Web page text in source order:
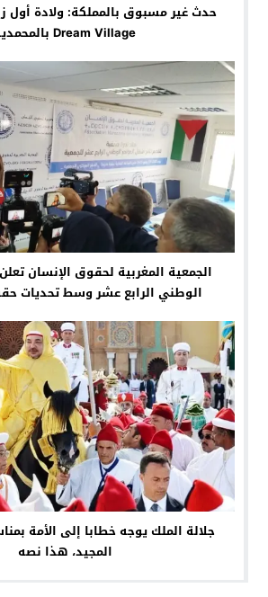
حدث غير مسبوق بالمملكة: ولادة أول
Dream Village بالمحمدية
الجمعية المغربية لحقوق الإنسان
الوطني الرابع عشر وسط تحديات
جلالة الملك يوجه خطابا إلى الأمة
المجيد، هذا نصه